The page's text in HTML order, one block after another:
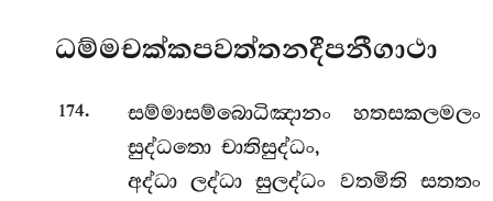
ධම්මචක්කපවත්තනදීපනීගාථා
174.
සම්මාසම්බොධිඤානං හතසකලමලං
සුද්ධතො චාතිසුද්ධං,
අද්ධා ලද්ධා සුලද්ධං වතමිති සතතං